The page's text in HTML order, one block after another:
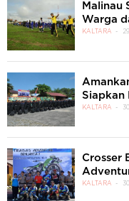
Malinau
Warga
KALTARA
Siapkan
KALTARA
Crosser
KALTARA